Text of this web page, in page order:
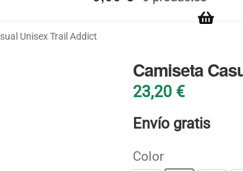
Unisex Trail Addict
Camiseta
23,20 €
Envío gratis
Color